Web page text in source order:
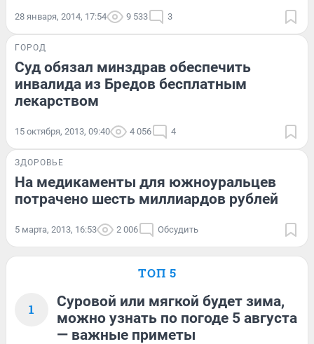
28 января, 2014, 17:54 9 533 3
ГОРОД
Суд обязал минздрав обеспечить
инвалида из Бредов бесплатным
лекарством
15 октября, 2013, 09:40 4 056 4
ЗДОРОВЬЕ
На медикаменты для южноуральцев
потрачено шесть миллиардов рублей
5 марта, 2013, 16:53 2 006 Обсудить
ТОП 5
1
Суровой или мягкой будет зима,
можно узнать по погоде 5 августа
— важные приметы